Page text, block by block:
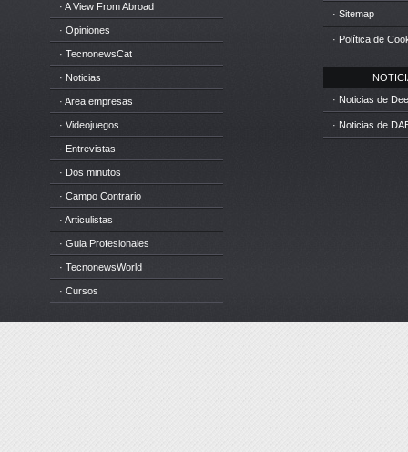
· A View From Abroad
· Opiniones
· TecnonewsCat
· Noticias
· Area empresas
· Videojuegos
· Entrevistas
· Dos minutos
· Campo Contrario
· Articulistas
· Guia Profesionales
· TecnonewsWorld
· Cursos
· Sitemap
· Política de
· Noticias de
· Noticias de